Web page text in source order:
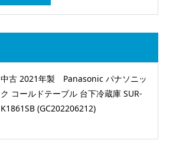
中古 2021年製 Panasonic パナソニッ
ク コールドテーブル 台下冷蔵庫 SUR-
K1861SB (GC202206212)